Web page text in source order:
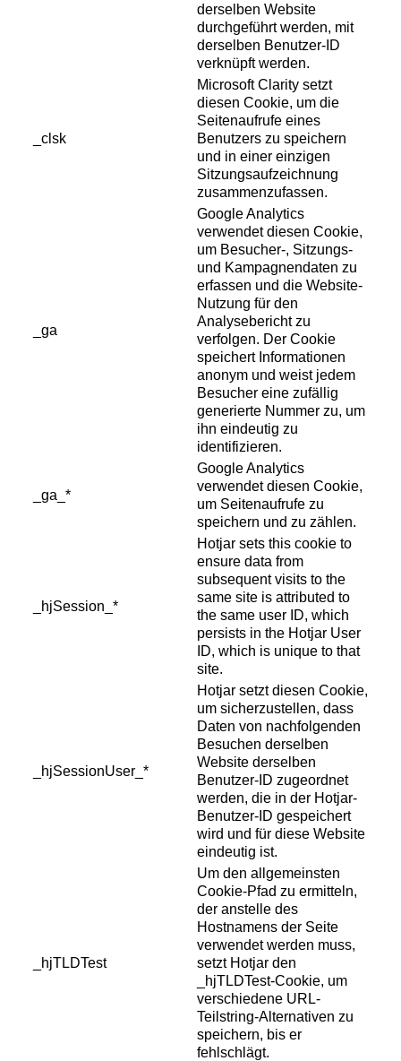
derselben Website
durchgeführt werden, mit
derselben Benutzer-ID
verknüpft werden.
_clsk
Microsoft Clarity setzt
diesen Cookie, um die
Seitenaufrufe eines
Benutzers zu speichern
und in einer einzigen
Sitzungsaufzeichnung
zusammenzufassen.
_ga
Google Analytics
verwendet diesen Cookie,
um Besucher-, Sitzungs-
und Kampagnendaten zu
erfassen und die Website-
Nutzung für den
Analysebericht zu
verfolgen. Der Cookie
speichert Informationen
anonym und weist jedem
Besucher eine zufällig
generierte Nummer zu, um
ihn eindeutig zu
identifizieren.
_ga_*
Google Analytics
verwendet diesen Cookie,
um Seitenaufrufe zu
speichern und zu zählen.
_hjSession_*
Hotjar sets this cookie to
ensure data from
subsequent visits to the
same site is attributed to
the same user ID, which
persists in the Hotjar User
ID, which is unique to that
site.
_hjSessionUser_*
Hotjar setzt diesen Cookie,
um sicherzustellen, dass
Daten von nachfolgenden
Besuchen derselben
Website derselben
Benutzer-ID zugeordnet
werden, die in der Hotjar-
Benutzer-ID gespeichert
wird und für diese Website
eindeutig ist.
_hjTLDTest
Um den allgemeinsten
Cookie-Pfad zu ermitteln,
der anstelle des
Hostnamens der Seite
verwendet werden muss,
setzt Hotjar den
_hjTLDTest-Cookie, um
verschiedene URL-
Teilstring-Alternativen zu
speichern, bis er
fehlschlägt.